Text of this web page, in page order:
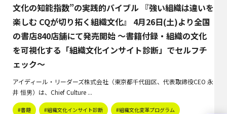
文化の知能指数”の実践的バイブル 『強い組織は違いを
楽しむ CQが切り拓く組織文化』 4月26日(土)より全国
の書店840店舗にて発売開始 〜書籍付録・組織の文化
を可視化する「組織文化インサイト診断」でセルフチ
ェック〜
アイディール・リーダーズ株式会社（東京都千代田区、代表取締役CEO 永
井 恒男）は、Chief Culture ...
#書籍 #組織文化インサイト診断 #組織文化変革プログラム